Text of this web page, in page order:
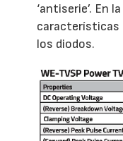
‘antiserie’. En
los diodos.